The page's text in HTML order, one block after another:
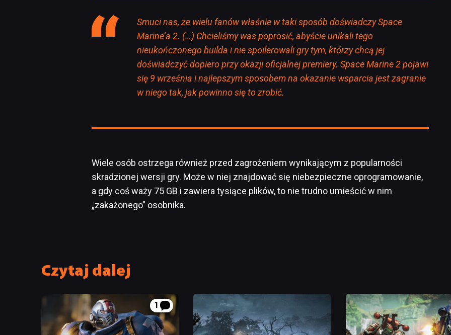
Smuci nas, że wielu fanów właśnie w taki sposób doświadczy Space
Marine’a 2. (…) Chcieliśmy was poprosić, abyście unikali tego
nieukończonego builda i nie spoilerowali gry tym, którzy chcą jej
doświadczyć dopiero przy okazji oficjalnej premiery. Space Marine 2 pojawi
się 9 września i najlepszym sposobem na okazanie wsparcia jest zagranie
w niego tak, jak powinno się to zrobić.
Wiele osób ostrzega również przed zagrożeniem wynikającym z popularności
skradzionej wersji gry. Może w niej znajdować się niebezpieczne oprogramowanie,
a gdy coś waży 75 GB i zawiera tysiące plików, to nie trudno umieścić w nim
„zakażonego” osobnika.
Czytaj dalej
1